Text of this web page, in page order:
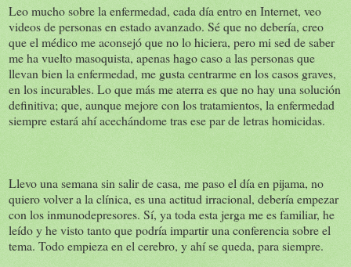
Leo mucho sobre la enfermedad, cada día entro en Internet, veo
videos de personas en estado avanzado. Sé que no debería, creo
que el médico me aconsejó que no lo hiciera, pero mi sed de saber
me ha vuelto masoquista, apenas hago caso a las personas que
llevan bien la enfermedad, me gusta centrarme en los casos graves,
en los incurables. Lo que más me aterra es que no hay una solución
definitiva; que, aunque mejore con los tratamientos, la enfermedad
siempre estará ahí acechándome tras ese par de letras homicidas.
Llevo una semana sin salir de casa, me paso el día en pijama, no
quiero volver a la clínica, es una actitud irracional, debería empezar
con los inmunodepresores. Sí, ya toda esta jerga me es familiar, he
leído y he visto tanto que podría impartir una conferencia sobre el
tema. Todo empieza en el cerebro, y ahí se queda, para siempre.